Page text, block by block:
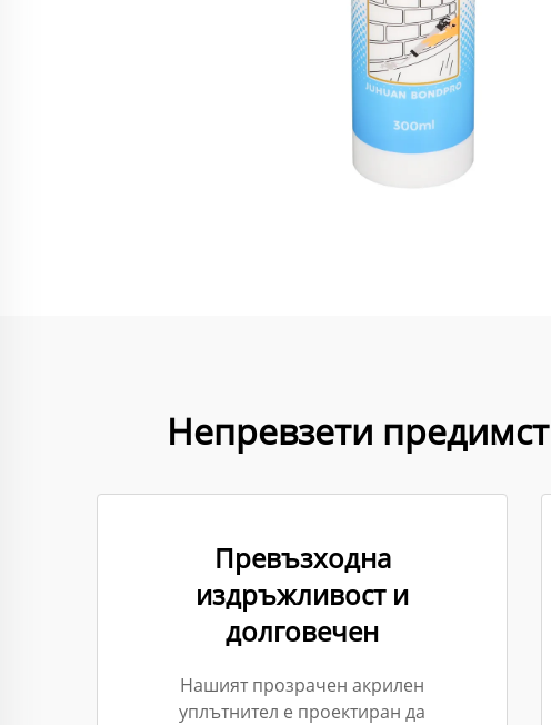
Непревзети
Превъзходна
издръжливост и
долговечен
Нашият прозрачен акрилен
уплътнител е проектиран да